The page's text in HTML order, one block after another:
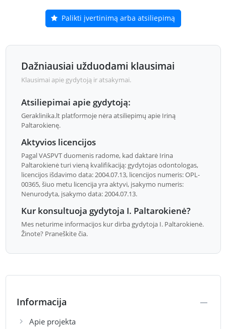
Palikti įvertinimą arba atsiliepimą
Dažniausiai užduodami klausimai
Klausimai apie gydytoją ir atsakymai.
Atsiliepimai apie gydytoją:
Geraklinika.lt platformoje nėra atsiliepimų apie Iriną
Paltarokienę.
Aktyvios licencijos
Pagal VASPVT duomenis radome, kad daktarė Irina
Paltarokienė turi vieną kvalifikaciją: gydytojas odontologas,
licencijos išdavimo data: 2004.07.13, licencijos numeris: OPL-
00365, šiuo metu licencija yra aktyvi, įsakymo numeris:
Nenurodyta, įsakymo data: 2004.07.13.
Kur konsultuoja gydytoja I. Paltarokienė?
Mes neturime informacijos kur dirba gydytoja I. Paltarokienė.
Žinote? Praneškite čia.
Informacija
Apie projekta